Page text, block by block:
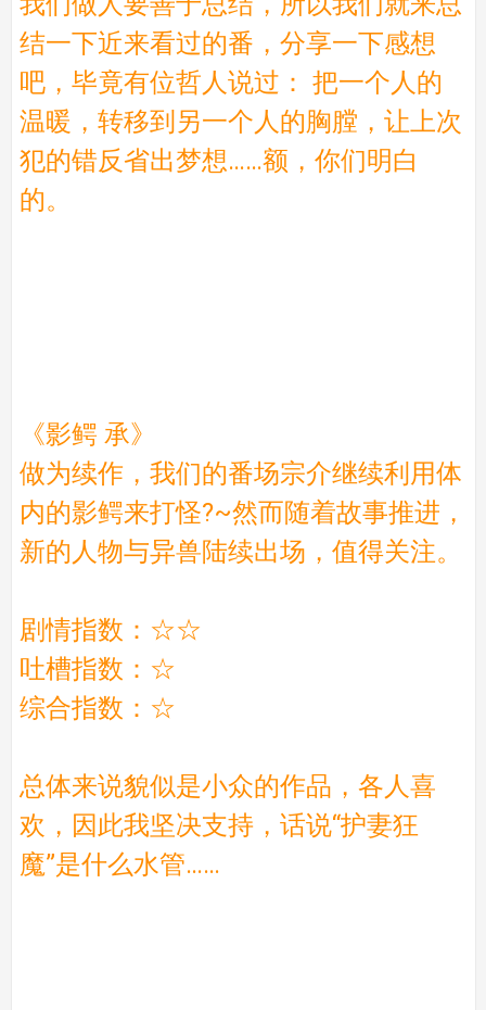
结一下近来看过的番，分享一下感想
吧，毕竟有位哲人说过： 把一个人的
温暖，转移到另一个人的胸膛，让上次
犯的错反省出梦想……额，你们明白
的。
《影鳄 承》
做为续作，我们的番场宗介继续利用体
内的影鳄来打怪?~然而随着故事推进，
新的人物与异兽陆续出场，值得关注。
剧情指数：☆☆
吐槽指数：☆
综合指数：☆
总体来说貌似是小众的作品，各人喜
欢，因此我坚决支持，话说“护妻狂
魔”是什么水管……